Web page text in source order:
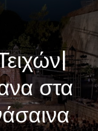
στα